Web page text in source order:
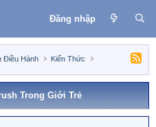
Đăng nhập
Điều Hành Kiến Thức
Trong Giới Trẻ